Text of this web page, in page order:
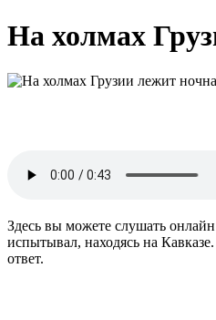
На холмах
Здесь вы можете слушать
испытывал, находясь на
ответ.